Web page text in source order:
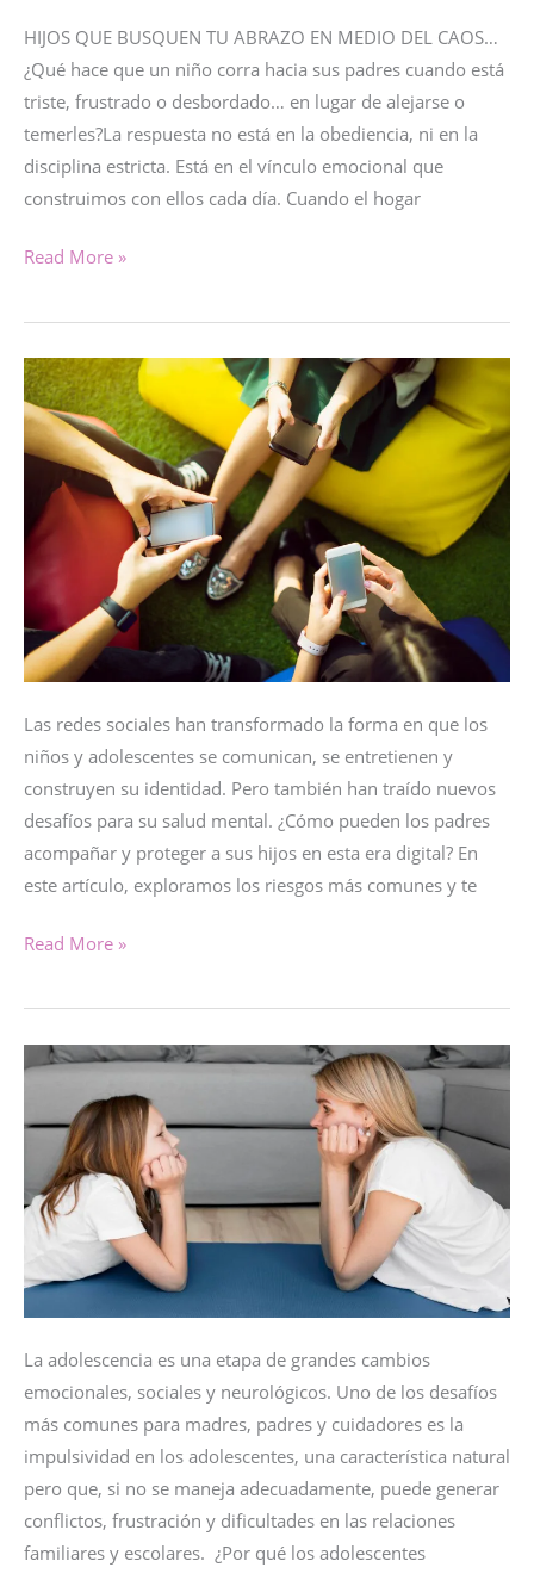
HIJOS QUE BUSQUEN TU ABRAZO EN MEDIO DEL CAOS…
¿Qué hace que un niño corra hacia sus padres cuando está
triste, frustrado o desbordado… en lugar de alejarse o
temerles?La respuesta no está en la obediencia, ni en la
disciplina estricta. Está en el vínculo emocional que
construimos con ellos cada día. Cuando el hogar
SER
NO
Read More »
Las redes sociales han transformado la forma en que los
niños y adolescentes se comunican, se entretienen y
construyen su identidad. Pero también han traído nuevos
desafíos para su salud mental. ¿Cómo pueden los padres
acompañar y proteger a sus hijos en esta era digital? En
este artículo, exploramos los riesgos más comunes y te
REDES
Y
MENTAL
proteger
los
hijos?
Read More »
La adolescencia es una etapa de grandes cambios
emocionales, sociales y neurológicos. Uno de los desafíos
más comunes para madres, padres y cuidadores es la
impulsividad en los adolescentes, una característica natural
pero que, si no se maneja adecuadamente, puede generar
conflictos, frustración y dificultades en las relaciones
familiares y escolares. ¿Por qué los adolescentes